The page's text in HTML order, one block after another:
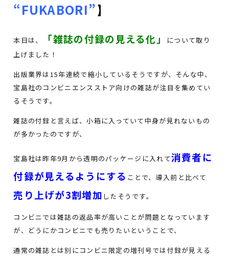
“FUKABORI”】
本日は、 「雑誌の付録の見える化」
について取り
上げました！
出版業界は15年連続で縮小しているそうですが、そんな中、
宝島社のコンビニエンスストア向けの雑誌が注目を集めてい
るそうです。
雑誌の付録と言えば、小箱に入っていて中身が見れないもの
が多かったのですが、
宝島社は昨年9月から透明のパッケージに入れて消費者に
付録が見えるようにする ことで、導入前と比べて
売り上げが3割増加 したそうです。
コンビニでは雑誌の返品率が高いことが問題となっています
が、どうにかコンビニでも売りたいということで、
通常の雑誌とは別にコンビニ限定の増刊号では付録が見える